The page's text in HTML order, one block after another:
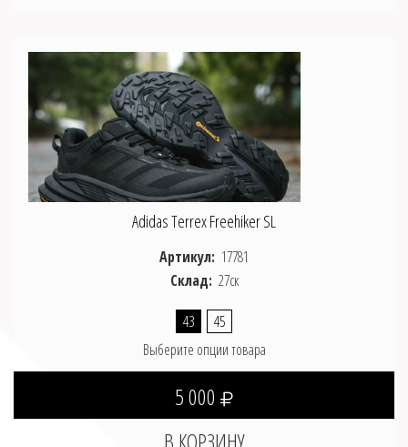
Adidas Terrex Freehiker SL
Артикул: 17781
Склад: 27ск
43
45
Выберите опции товара
5 000